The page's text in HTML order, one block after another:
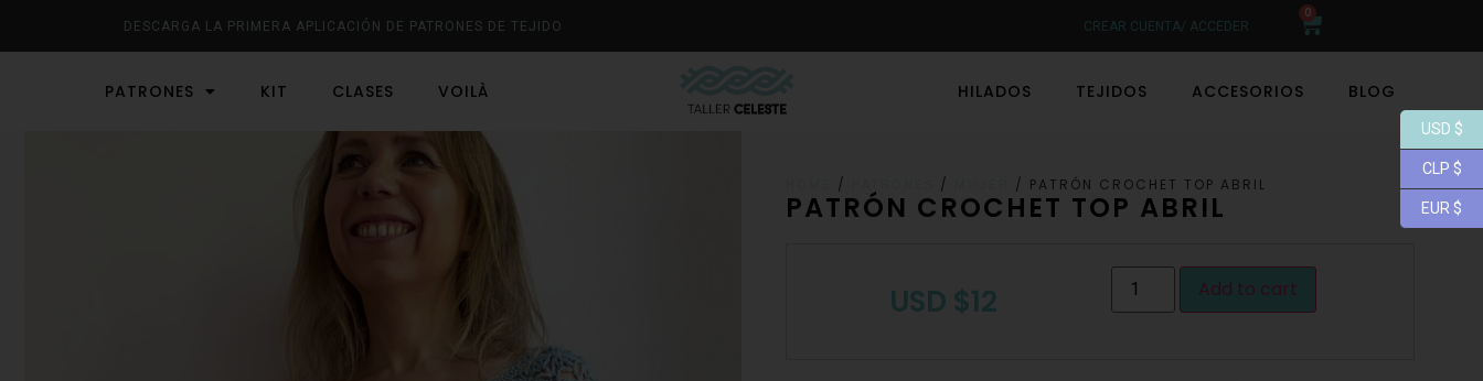
DESCARGA LA PRIMERA APLICACIÓN DE PATRONES DE TEJIDO CREAR CUENTA/ ACCEDER
0
PATRONES KIT CLASES VOILÀ HILADOS TEJIDOS ACCESORIOS BLOG
/ / / PATRÓN CROCHET TOP ABRIL
PATRÓN CROCHET TOP ABRIL
USD $12 Add to cart
USD $
CLP $
EUR $